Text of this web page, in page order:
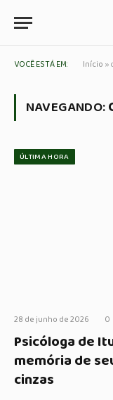
VOCÊ ESTÁ EM: Início »
NAVEGANDO:
ÚLTIMA HORA
28 de junho de 2026 0
Psicóloga de
memória de
cinzas